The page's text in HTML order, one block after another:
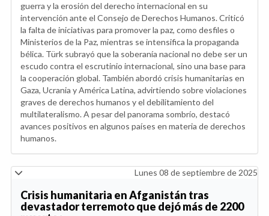
guerra y la erosión del derecho internacional en su
intervención ante el Consejo de Derechos Humanos. Criticó
la falta de iniciativas para promover la paz, como desfiles o
Ministerios de la Paz, mientras se intensifica la propaganda
bélica. Türk subrayó que la soberanía nacional no debe ser un
escudo contra el escrutinio internacional, sino una base para
la cooperación global. También abordó crisis humanitarias en
Gaza, Ucrania y América Latina, advirtiendo sobre violaciones
graves de derechos humanos y el debilitamiento del
multilateralismo. A pesar del panorama sombrío, destacó
avances positivos en algunos países en materia de derechos
humanos.
Lunes 08 de septiembre de 2025
Crisis humanitaria en Afganistán tras
devastador terremoto que dejó más de 2200